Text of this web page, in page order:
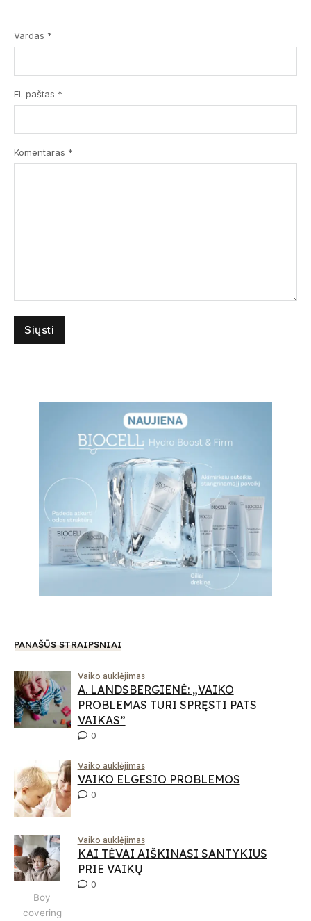
Vardas *
El. paštas *
Komentaras *
PANAŠŪS STRAIPSNIAI
Vaiko auklėjimas
A. LANDSBERGIENĖ: „VAIKO
PROBLEMAS TURI SPRĘSTI PATS
VAIKAS”
0
Vaiko auklėjimas
VAIKO ELGESIO PROBLEMOS
0
Boy
covering
Vaiko auklėjimas
KAI TĖVAI AIŠKINASI SANTYKIUS
PRIE VAIKŲ
0